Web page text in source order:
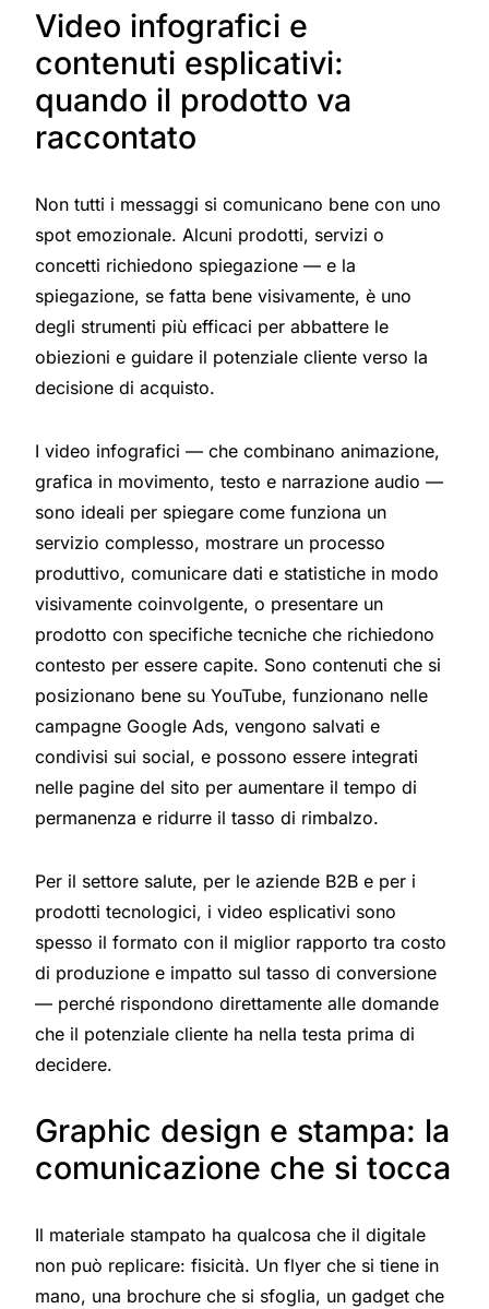
Video infografici e
contenuti esplicativi:
quando il prodotto va
raccontato
Non tutti i messaggi si comunicano bene con uno
spot emozionale. Alcuni prodotti, servizi o
concetti richiedono spiegazione — e la
spiegazione, se fatta bene visivamente, è uno
degli strumenti più efficaci per abbattere le
obiezioni e guidare il potenziale cliente verso la
decisione di acquisto.
I video infografici — che combinano animazione,
grafica in movimento, testo e narrazione audio —
sono ideali per spiegare come funziona un
servizio complesso, mostrare un processo
produttivo, comunicare dati e statistiche in modo
visivamente coinvolgente, o presentare un
prodotto con specifiche tecniche che richiedono
contesto per essere capite. Sono contenuti che si
posizionano bene su YouTube, funzionano nelle
campagne Google Ads, vengono salvati e
condivisi sui social, e possono essere integrati
nelle pagine del sito per aumentare il tempo di
permanenza e ridurre il tasso di rimbalzo.
Per il settore salute, per le aziende B2B e per i
prodotti tecnologici, i video esplicativi sono
spesso il formato con il miglior rapporto tra costo
di produzione e impatto sul tasso di conversione
— perché rispondono direttamente alle domande
che il potenziale cliente ha nella testa prima di
decidere.
Graphic design e stampa: la
comunicazione che si tocca
Il materiale stampato ha qualcosa che il digitale
non può replicare: fisicità. Un flyer che si tiene in
mano, una brochure che si sfoglia, un gadget che